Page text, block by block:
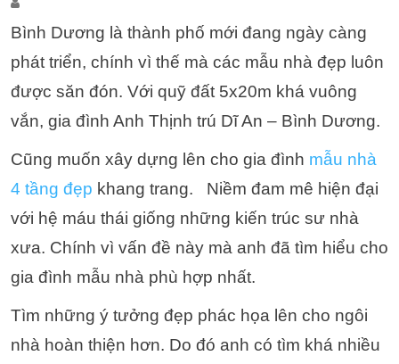
Bình Dương là thành phố mới đang ngày càng
phát triển, chính vì thế mà các mẫu nhà đẹp luôn
được săn đón. Với quỹ đất 5x20m khá vuông
vắn, gia đình Anh Thịnh trú Dĩ An – Bình Dương.
Cũng muốn xây dựng lên cho gia đình mẫu nhà
4 tầng đẹp khang trang.
Niềm đam mê hiện đại
với hệ máu thái giống những kiến trúc sư nhà
xưa. Chính vì vấn đề này mà anh đã tìm hiểu cho
gia đình mẫu nhà phù hợp nhất.
Tìm những ý tưởng đẹp phác họa lên cho ngôi
nhà hoàn thiện hơn. Do đó anh có tìm khá nhiều